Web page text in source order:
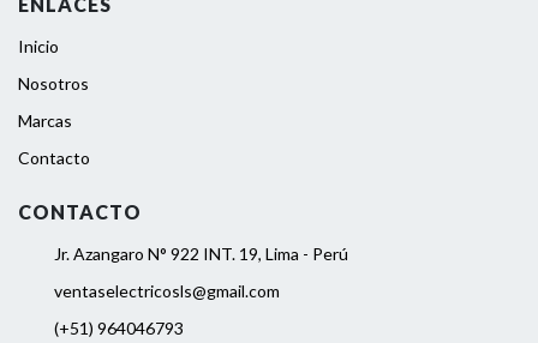
Inicio
Nosotros
Marcas
Contacto
CONTACTO
Jr. Azangaro N° 922 INT. 19, Lima - Perú
ventaselectricosls@gmail.com
(+51) 964046793